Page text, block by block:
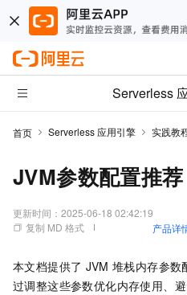
Serverless
首页 Serverless 应用引擎 实践教
JVM参数配置推荐
更新时间： 2025-06-18 02:42:19
复制 MD 格式
产品详
本文档提供了 JVM 堆栈内存参数
过调整这些参数优化内存使用、